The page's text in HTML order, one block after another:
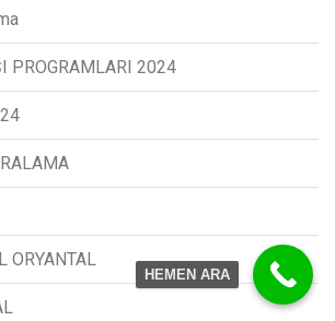
PROGRAMLARI 2024
ORYANTAL
HEMEN ARA